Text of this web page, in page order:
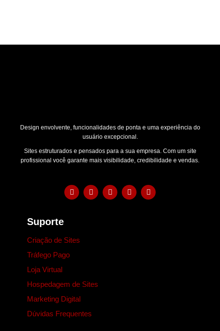
Design envolvente, funcionalidades de ponta e uma experiência do
usuário excepcional.
Sites estruturados e pensados para a sua empresa. Com um site
profissional você garante mais visibilidade, credibilidade e vendas.
Suporte
Criação de Sites
Tráfego Pago
Loja Virtual
Hospedagem de Sites
Marketing Digital
Dúvidas Frequentes